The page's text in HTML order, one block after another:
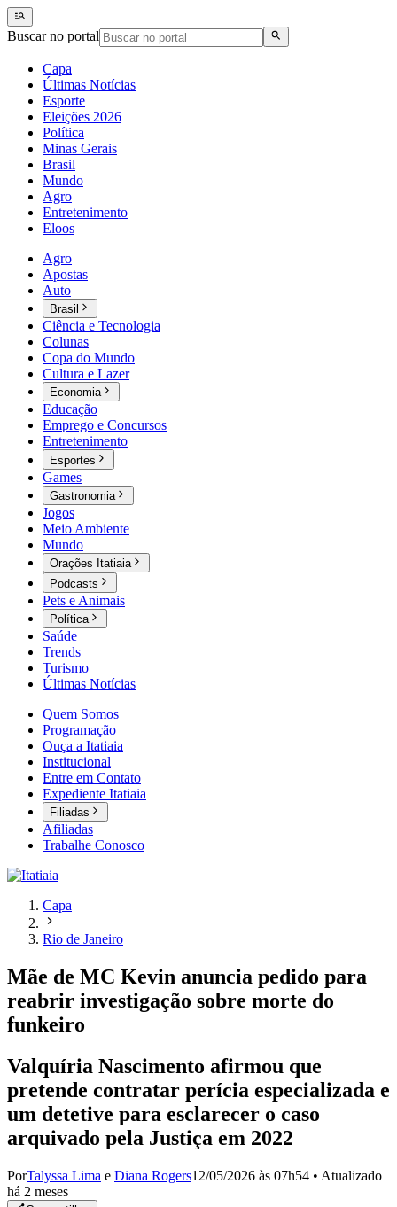
Buscar no portal
Capa
Últimas Notícias
Esporte
Eleições 2026
Política
Minas Gerais
Brasil
Mundo
Agro
Entretenimento
Eloos
Agro
Apostas
Auto
Brasil
Ciência e Tecnologia
Colunas
Copa do Mundo
Cultura e Lazer
Economia
Educação
Emprego e Concursos
Entretenimento
Esportes
Games
Gastronomia
Jogos
Meio Ambiente
Mundo
Orações Itatiaia
Podcasts
Pets e Animais
Política
Saúde
Trends
Turismo
Últimas Notícias
Quem Somos
Programação
Ouça a Itatiaia
Institucional
Entre em Contato
Expediente Itatiaia
Filiadas
Afiliadas
Trabalhe Conosco
Capa
Rio de Janeiro
Mãe de MC Kevin anuncia pedido para
reabrir investigação sobre morte do
funkeiro
Valquíria Nascimento afirmou que
pretende contratar perícia especializada e
um detetive para esclarecer o caso
arquivado pela Justiça em 2022
PorTalyssa Lima e Diana Rogers12/05/2026 às 07h54 • Atualizado
há 2 meses